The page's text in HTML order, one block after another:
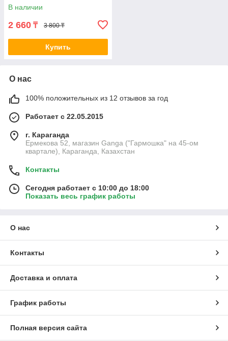
В наличии
2 660 ₸ 3 800 ₸
Купить
О нас
100% положительных из 12 отзывов за год
Работает с 22.05.2015
г. Караганда
Ермекова 52, магазин Ganga ("Гармошка" на 45-ом
квартале), Караганда, Казахстан
Контакты
Сегодня работает с 10:00 до 18:00
Показать весь график работы
О нас
Контакты
Доставка и оплата
График работы
Полная версия сайта